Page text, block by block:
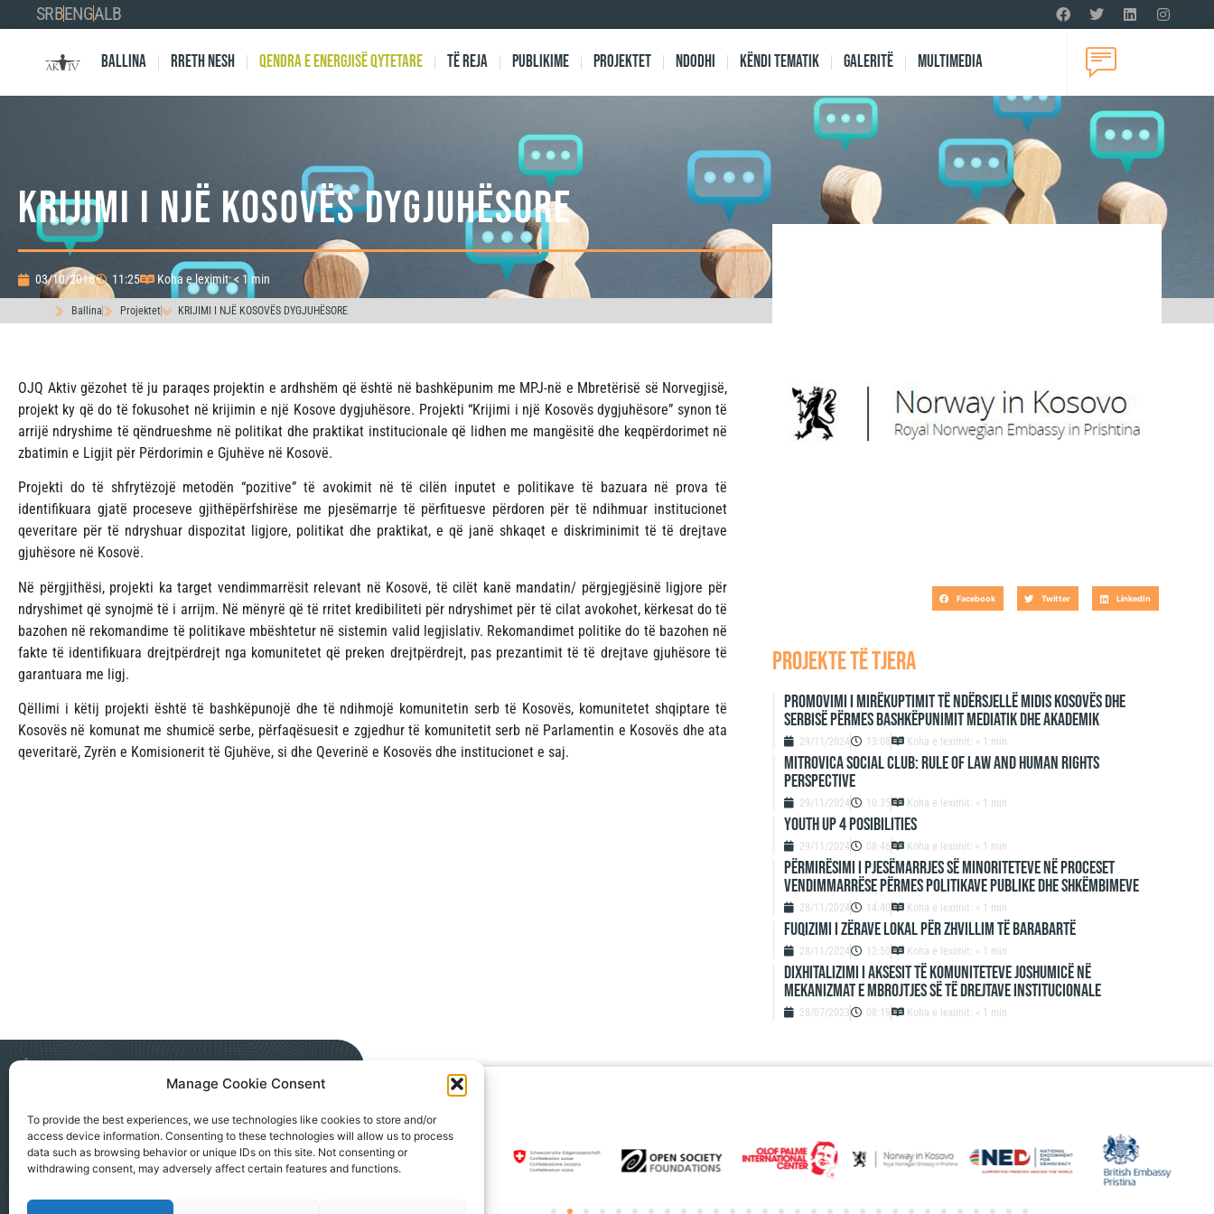
Manage Cookie Consent
To provide the best experiences, we use technologies like cookies to store and/or
access device information. Consenting to these technologies will allow us to process
data such as browsing behavior or unique IDs on this site. Not consenting or
withdrawing consent, may adversely affect certain features and functions.
SRBENGALB
Ballina Rreth nesh Qendra e Energjisë Qytetare Të reja Publikime Projektet Ndodhi Këndi Tematik Galeritë Multimedia
KRIJIMI I NJË KOSOVËS DYGJUHËSORE
03/10/2018 11:25 Koha e leximit: < 1 min
Ballina Projektet KRIJIMI I NJË KOSOVËS DYGJUHËSORE
OJQ Aktiv gëzohet të ju paraqes projektin e ardhshëm që është në bashkëpunim me MPJ-në e Mbretërisë së Norvegjisë,
projekt ky që do të fokusohet në krijimin e një Kosove dygjuhësore. Projekti “Krijimi i një Kosovës dygjuhësore” synon të
arrijë ndryshime të qëndrueshme në politikat dhe praktikat institucionale që lidhen me mangësitë dhe keqpërdorimet në
zbatimin e Ligjit për Përdorimin e Gjuhëve në Kosovë.
Projekti do të shfrytëzojë metodën “pozitive” të avokimit në të cilën inputet e politikave të bazuara në prova të
identifikuara gjatë proceseve gjithëpërfshirëse me pjesëmarrje të përfituesve përdoren për të ndihmuar institucionet
qeveritare për të ndryshuar dispozitat ligjore, politikat dhe praktikat, e që janë shkaqet e diskriminimit të të drejtave
gjuhësore në Kosovë.
Në përgjithësi, projekti ka target vendimmarrësit relevant në Kosovë, të cilët kanë mandatin/ përgjegjësinë ligjore për
ndryshimet që synojmë të i arrijm. Në mënyrë që të rritet kredibiliteti për ndryshimet për të cilat avokohet, kërkesat do të
bazohen në rekomandime të politikave mbështetur në sistemin valid legjislativ. Rekomandimet politike do të bazohen në
fakte të identifikuara drejtpërdrejt nga komunitetet që preken drejtpërdrejt, pas prezantimit të të drejtave gjuhësore të
garantuara me ligj.
Qëllimi i këtij projekti është të bashkëpunojë dhe të ndihmojë komunitetin serb të Kosovës, komunitetet shqiptare të
Kosovës në komunat me shumicë serbe, përfaqësuesit e zgjedhur të komunitetit serb në Parlamentin e Kosovës dhe ata
qeveritarë, Zyrën e Komisionerit të Gjuhëve, si dhe Qeverinë e Kosovës dhe institucionet e saj.
Facebook Twitter LinkedIn
projekte të tjera
Promovimi i mirëkuptimit të ndërsjellë midis Kosovës dhe
Serbisë përmes bashkëpunimit mediatik dhe akademik
29/11/2024 13:08 Koha e leximit: < 1 min
Mitrovica Social Club: Rule of Law and Human Rights
Perspective
29/11/2024 10:35 Koha e leximit: < 1 min
Youth up 4 Posibilities
29/11/2024 08:46 Koha e leximit: < 1 min
Përmirësimi i Pjesëmarrjes së Minoriteteve në Proceset
Vendimmarrëse përmes Politikave Publike dhe Shkëmbimeve
28/11/2024 14:40 Koha e leximit: < 1 min
Fuqizimi i zërave lokal për zhvillim të barabartë
28/11/2024 12:50 Koha e leximit: < 1 min
Dixhitalizimi i aksesit të komuniteteve joshumicë në
mekanizmat e mbrojtjes së të drejtave institucionale
28/07/2023 08:19 Koha e leximit: < 1 min
NGO AKTIV SEVERNA MITROVICA
Kralja Petra I, 183a, Severna Mitrovica
office@ngoaktiv.org